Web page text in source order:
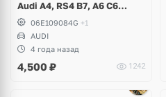
Audi A4, RS4 B7, A6 C6
Allroad, A8 D3
06E109084G +1
AUDI
4 года назад
4,500 ₽ 1242